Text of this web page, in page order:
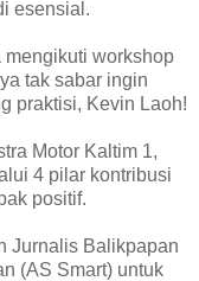
esensial.
workshop
tak sabar ingin
praktisi, Kevin Laoh!
Motor Kaltim 1,
4 pilar kontribusi
positif.
Jurnalis Balikpapan
(AS Smart) untuk